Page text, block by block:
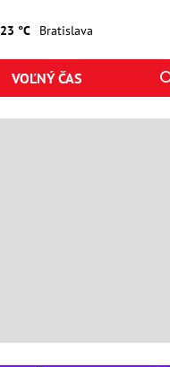
23 °C
VOĽNÝ ČAS